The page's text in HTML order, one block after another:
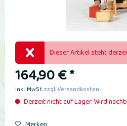
Dieser Artikel steht
164,90 € *
inkl. MwSt.zzgl. Versandkosten
Derzeit nicht auf Lager. Wird